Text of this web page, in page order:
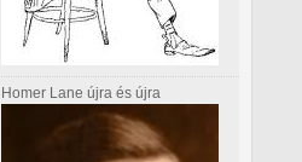
Homer Lane újra és újra